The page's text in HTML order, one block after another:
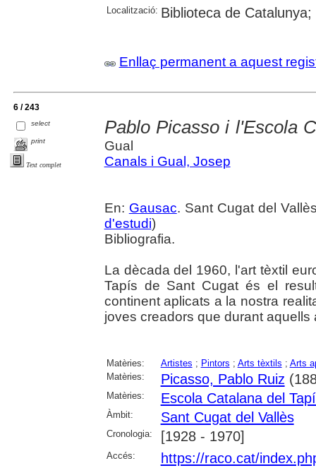
Localització: Biblioteca de
Enllaç permanent a aquest
6 / 243
select
print
Text complet
Pablo Picasso i l'Escola
Gual
Canals i Gual, Josep
En: Gausac. Sant Cugat del
d'estudi)
Bibliografia.
La dècada del 1960, l'art tèxtil
Tapís de Sant Cugat és el
continent aplicats a la nostra
joves creadors que durant
Matèries: Artistes ; Pintors ; Arts tèxtils ; Arts
Matèries:
Picasso, Pablo Ruiz
Matèries: Escola Catalana del
Àmbit: Sant Cugat del Vallès
Cronologia: [1928 - 1970]
Accés: https://raco.cat/